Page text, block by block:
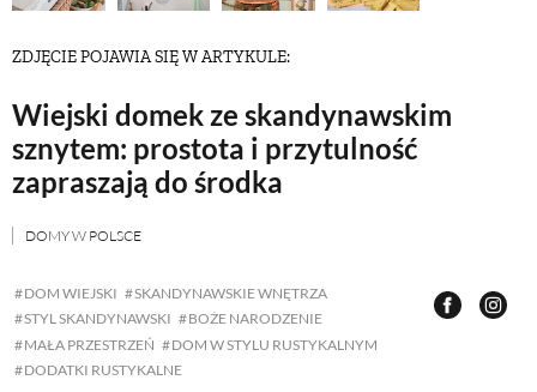
ZDJĘCIE POJAWIA SIĘ W ARTYKULE:
Wiejski domek ze skandynawskim
sznytem: prostota i przytulność
zapraszają do środka
DOMY W POLSCE
DOM WIEJSKI
SKANDYNAWSKIE WNĘTRZA
STYL SKANDYNAWSKI
BOŻE NARODZENIE
MAŁA PRZESTRZEŃ
DOM W STYLU RUSTYKALNYM
DODATKI RUSTYKALNE
KRAJOBRAZ
RĘKODZIEŁO
ZWYCZAJE